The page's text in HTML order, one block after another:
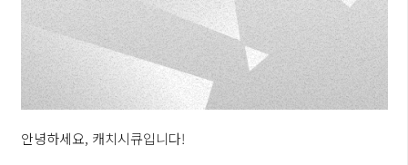
안녕하세요, 캐치시큐입니다!